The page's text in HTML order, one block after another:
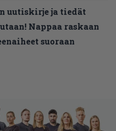
uutiskirje ja tiedät
Nappaa raskaan
suoraan